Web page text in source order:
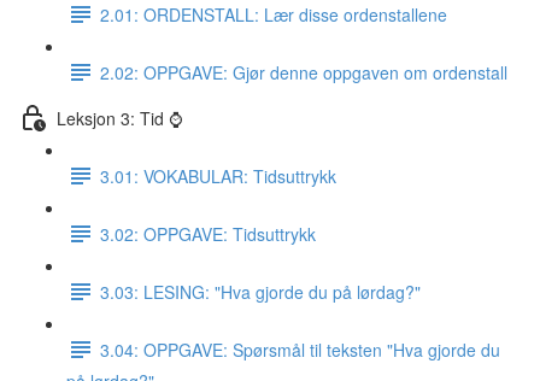
2.01: ORDENSTALL: Lær disse ordenstallene
2.02: OPPGAVE: Gjør denne oppgaven om ordenstall
Leksjon 3: Tid ⌚️
3.01: VOKABULAR: Tidsuttrykk
3.02: OPPGAVE: Tidsuttrykk
3.03: LESING: "Hva gjorde du på lørdag?"
3.04: OPPGAVE: Spørsmål til teksten "Hva gjorde du